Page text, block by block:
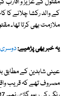
کے والد رکشا چلانے کا
ملازمت بھی کرتا تھا۔ مقتول کی 3 بہنیں ہیں جبکہ وہ 7 بھائیوں میں
یہ خبر بھی پڑھیے:
عینی شاہدین کے مطابق
مصروف تھے کہ قریب